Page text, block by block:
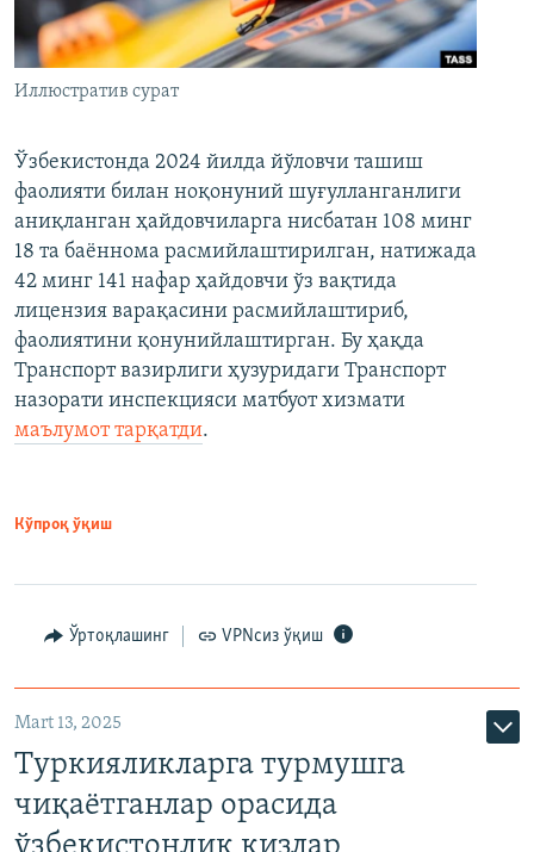
Иллюстратив сурат
Ўзбекистонда 2024 йилда йўловчи ташиш
фаолияти билан ноқонуний шуғулланганлиги
аниқланган ҳайдовчиларга нисбатан 108 минг
18 та баённома расмийлаштирилган, натижада
42 минг 141 нафар ҳайдовчи ўз вақтида
лицензия варақасини расмийлаштириб,
фаолиятини қонунийлаштирган. Бу ҳақда
Транспорт вазирлиги ҳузуридаги Транспорт
назорати инспекцияси матбуот хизмати
маълумот тарқатди.
Кўпроқ ўқиш
Ўртоқлашинг VPNсиз ўқиш
Mart 13, 2025
Туркияликларга турмушга
чиқаётганлар орасида